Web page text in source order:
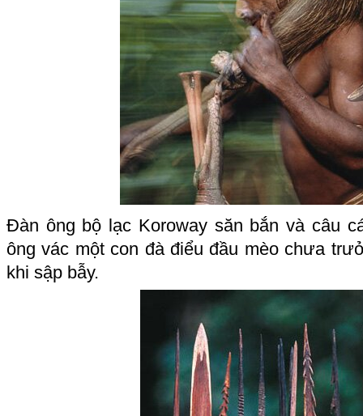
Đàn ông bộ lạc Koroway săn bắn và câu
ông vác một con đà điểu đầu mèo chưa
khi sập bẫy.